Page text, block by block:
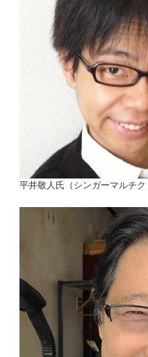
平井敬人氏（シンガーマルチク